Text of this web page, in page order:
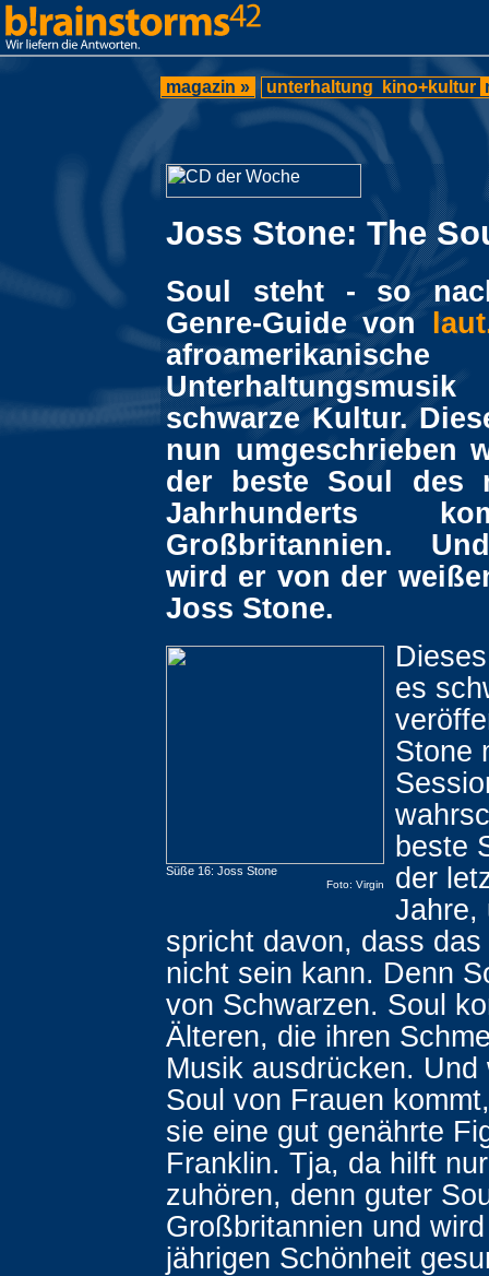
magazin » unterhaltung kino+kultur
Joss Stone: The
Soul steht - so
Genre-Guide von
afroamerikanische
schwarze Kultur.
nun umgeschrieben
der beste Soul des
Jahrhunderts
Großbritannien.
wird er von der
Joss Stone.
Süße 16: Joss Stone
Foto: Virgin
es
Stone
beste
der
Jahre,
spricht davon, dass
nicht sein kann. Denn
von Schwarzen. Soul
Älteren, die ihren
Musik ausdrücken. Und
Soul von Frauen
sie eine gut genährte
Franklin. Tja, da hilft
zuhören, denn guter
Großbritannien und
jährigen Schönheit